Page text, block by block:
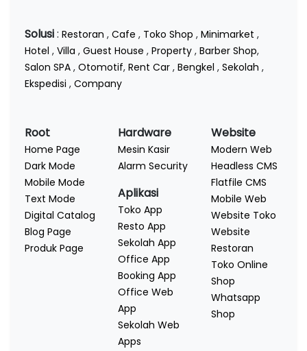
Solusi: Restoran , Cafe , Toko Shop , Minimarket ,
Hotel , Villa , Guest House , Property , Barber Shop,
Salon SPA , Otomotif, Rent Car , Bengkel , Sekolah ,
Ekspedisi , Company
Root
Home Page
Dark Mode
Mobile Mode
Text Mode
Digital Catalog
Blog Page
Produk Page
Hardware
Mesin Kasir
Alarm Security
Aplikasi
Toko App
Resto App
Sekolah App
Office App
Booking App
Office Web
App
Sekolah Web
Apps
Website
Modern Web
Headless CMS
Flatfile CMS
Mobile Web
Website Toko
Website
Restoran
Toko Online
Shop
Whatsapp
Shop